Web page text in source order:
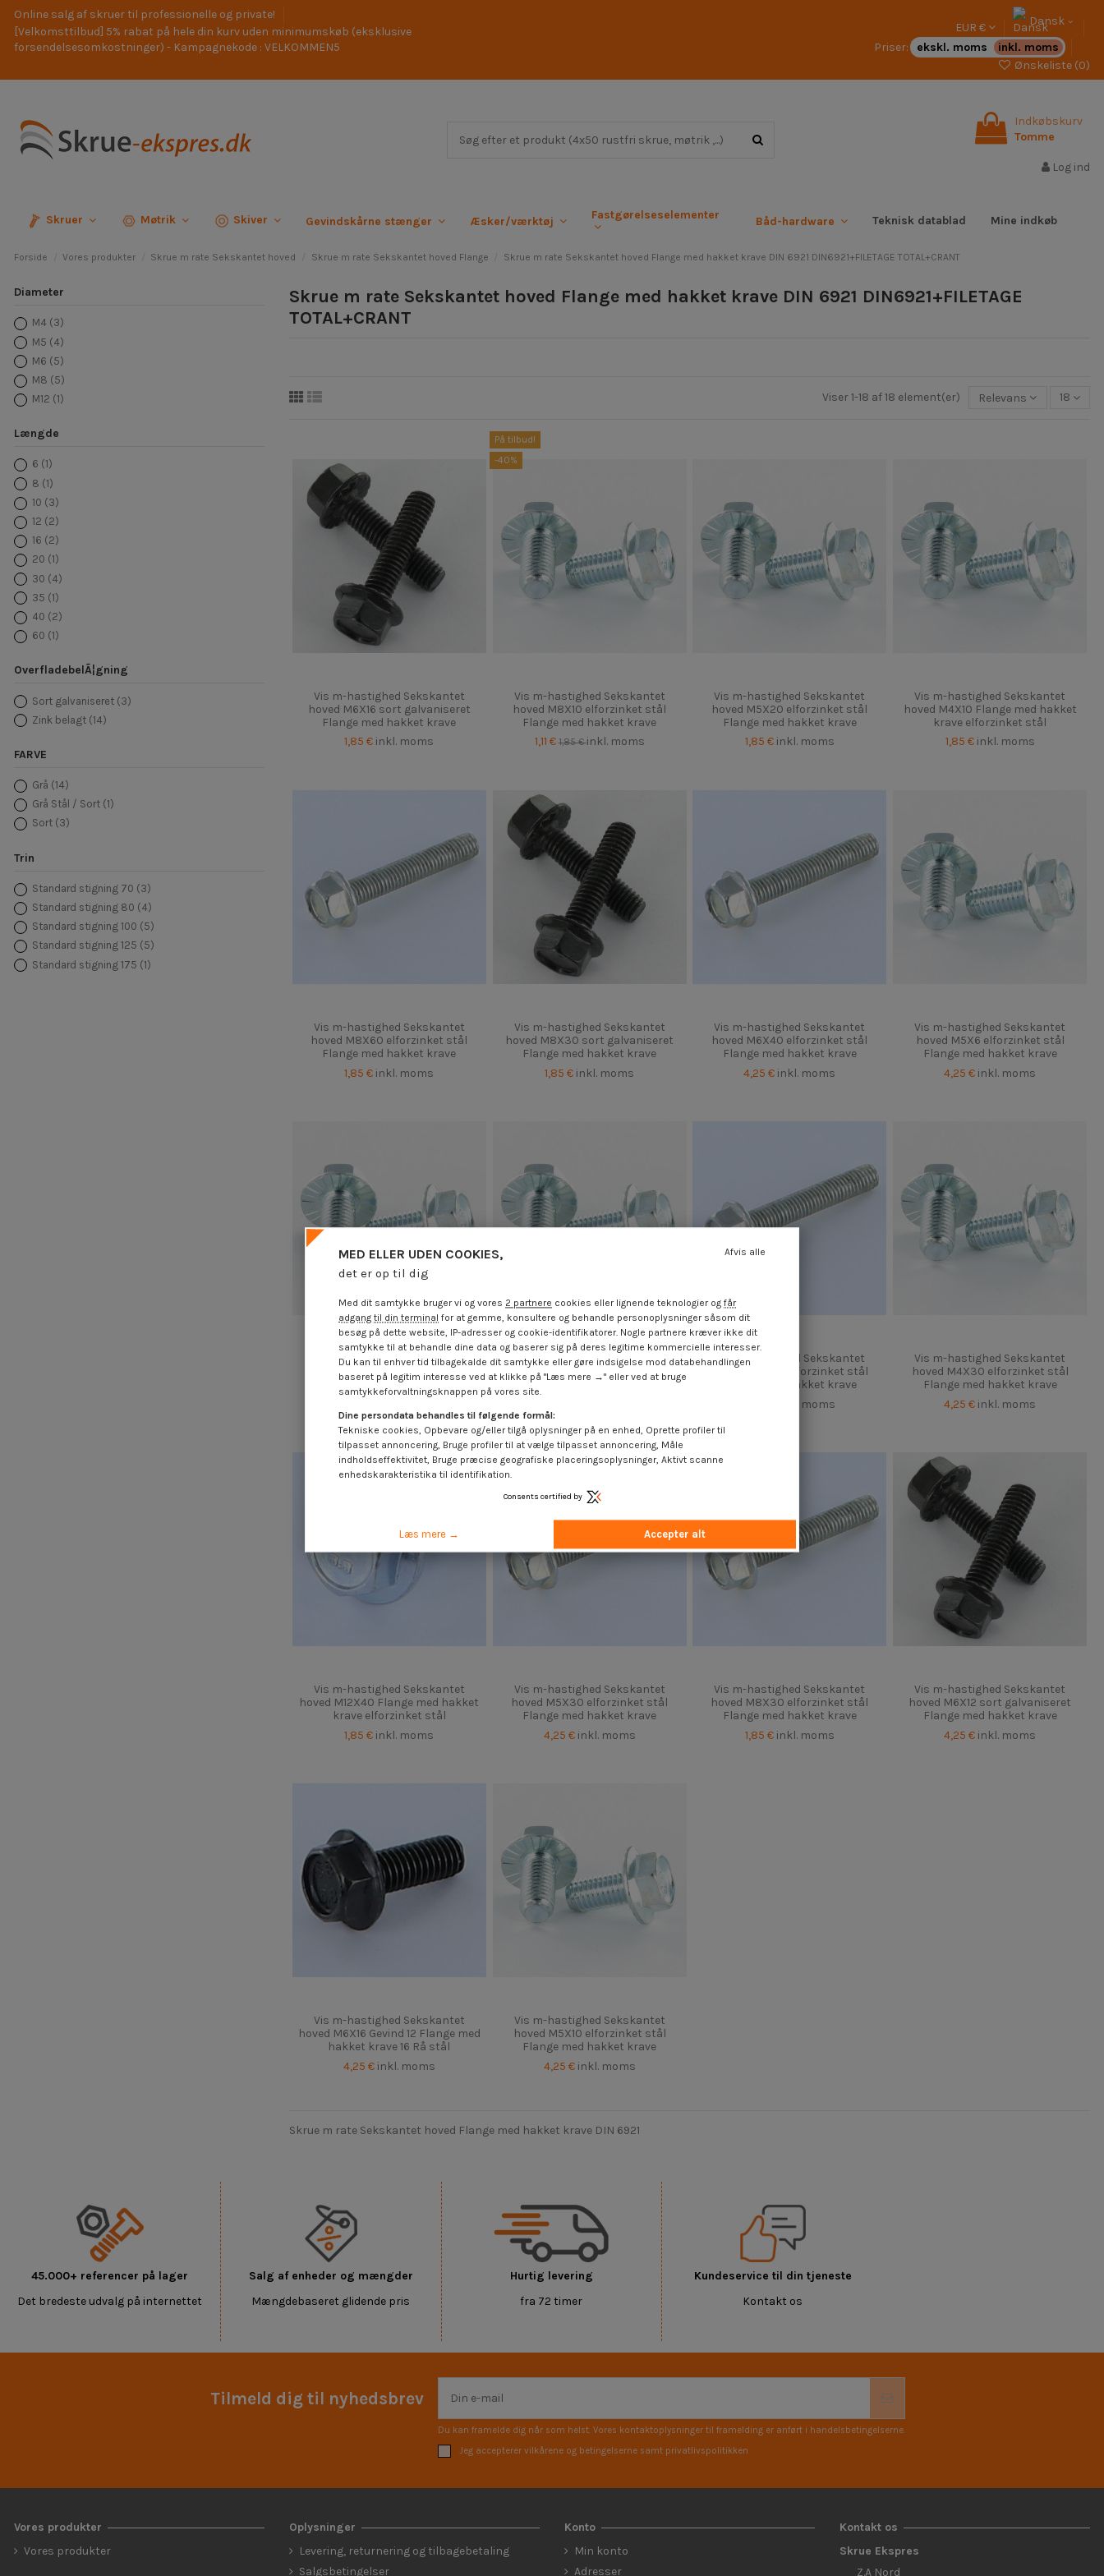
Online salg af skruer til professionelle og private!
[Velkomsttilbud] 5% rabat på hele din kurv uden minimumskøb (eksklusive
forsendelsesomkostninger) - Kampagnekode : VELKOMMEN5
EUR €
Dansk
Priser:
ekskl. moms
inkl. moms
Ønskeliste (0)
Indkøbskurv
Tomme
Log ind
Skruer Møtrik Skiver Gevindskårne stænger Æsker/værktøj Fastgørelseselementer Båd-hardware Teknisk datablad Mine indkøb
Forside Vores produkter Skrue m rate Sekskantet hoved Skrue m rate Sekskantet hoved Flange Skrue m rate Sekskantet hoved Flange med hakket krave DIN 6921 DIN6921+FILETAGE TOTAL+CRANT
Skrue m rate Sekskantet hoved Flange med hakket krave DIN 6921 DIN6921+FILETAGE
TOTAL+CRANT
Viser 1-18 af 18 element(er) Relevans 18
Vis m-hastighed Sekskantet
hoved M6X16 sort galvaniseret
Flange med hakket krave
1,85 € inkl. moms
På tilbud!
-40%
Vis m-hastighed Sekskantet
hoved M8X10 elforzinket stål
Flange med hakket krave
1,11 € 1,85 €inkl. moms
Vis m-hastighed Sekskantet
hoved M5X20 elforzinket stål
Flange med hakket krave
1,85 € inkl. moms
Vis m-hastighed Sekskantet
hoved M4X10 Flange med hakket
krave elforzinket stål
1,85 € inkl. moms
Vis m-hastighed Sekskantet
hoved M8X60 elforzinket stål
Flange med hakket krave
1,85 € inkl. moms
Vis m-hastighed Sekskantet
hoved M8X30 sort galvaniseret
Flange med hakket krave
1,85 € inkl. moms
Vis m-hastighed Sekskantet
hoved M6X40 elforzinket stål
Flange med hakket krave
4,25 € inkl. moms
Vis m-hastighed Sekskantet
hoved M5X6 elforzinket stål
Flange med hakket krave
4,25 € inkl. moms
Vis m-hastighed Sekskantet
hoved M6X8 elforzinket stål
Flange med hakket krave
Vis m-hastighed Sekskantet
hoved M4X12 Flange med hakket
krave elforzinket stål
Vis m-hastighed Sekskantet
hoved M8X35 elforzinket stål
Flange med hakket krave
inkl. moms
Vis m-hastighed Sekskantet
hoved M4X30 elforzinket stål
Flange med hakket krave
4,25 € inkl. moms
Vis m-hastighed Sekskantet
hoved M12X40 Flange med hakket
krave elforzinket stål
1,85 € inkl. moms
Vis m-hastighed Sekskantet
hoved M5X30 elforzinket stål
Flange med hakket krave
4,25 € inkl. moms
Vis m-hastighed Sekskantet
hoved M8X30 elforzinket stål
Flange med hakket krave
1,85 € inkl. moms
Vis m-hastighed Sekskantet
hoved M6X12 sort galvaniseret
Flange med hakket krave
4,25 € inkl. moms
Vis m-hastighed Sekskantet
hoved M6X16 Gevind 12 Flange med
hakket krave 16 Rå stål
4,25 € inkl. moms
Vis m-hastighed Sekskantet
hoved M5X10 elforzinket stål
Flange med hakket krave
4,25 € inkl. moms
Skrue m rate Sekskantet hoved Flange med hakket krave DIN 6921
Diameter
M4 (3)
M5 (4)
M6 (5)
M8 (5)
M12 (1)
Længde
6 (1)
8 (1)
10 (3)
12 (2)
16 (2)
20 (1)
30 (4)
35 (1)
40 (2)
60 (1)
OverfladebelÃ¦gning
Sort galvaniseret (3)
Zink belagt (14)
FARVE
Grå (14)
Grå Stål / Sort (1)
Sort (3)
Trin
Standard stigning 70 (3)
Standard stigning 80 (4)
Standard stigning 100 (5)
Standard stigning 125 (5)
Standard stigning 175 (1)
45.000+ referencer på lager
Det bredeste udvalg på internettet
Salg af enheder og mængder
Mængdebaseret glidende pris
Hurtig levering
fra 72 timer
Kundeservice til din tjeneste
Kontakt os
Tilmeld dig til nyhedsbrev
Du kan framelde dig når som helst. Vores kontaktoplysninger til framelding er anført i handelsbetingelserne.
Jeg accepterer vilkårene og betingelserne samt privatlivspolitikken
Vores produkter
Vores produkter
Oplysninger
Levering, returnering og tilbagebetaling
Salgsbetingelser
Konto
Min konto
Adresser
Kontakt os
Skrue Ekspres
Z.A Nord
MED ELLER UDEN COOKIES,
det er op til dig
Afvis alle
Med dit samtykke bruger vi og vores 2 partnere cookies eller lignende teknologier og får
adgang til din terminal for at gemme, konsultere og behandle personoplysninger såsom dit
besøg på dette website, IP-adresser og cookie-identifikatorer. Nogle partnere kræver ikke dit
samtykke til at behandle dine data og baserer sig på deres legitime kommercielle interesser.
Du kan til enhver tid tilbagekalde dit samtykke eller gøre indsigelse mod databehandlingen
baseret på legitim interesse ved at klikke på "Læs mere →" eller ved at bruge
samtykkeforvaltningsknappen på vores site.
Dine persondata behandles til følgende formål:
Tekniske cookies, Opbevare og/eller tilgå oplysninger på en enhed, Oprette profiler til
tilpasset annoncering, Bruge profiler til at vælge tilpasset annoncering, Måle
indholdseffektivitet, Bruge præcise geografiske placeringsoplysninger, Aktivt scanne
enhedskarakteristika til identifikation.
Consents certified by
Læs mere → Accepter alt